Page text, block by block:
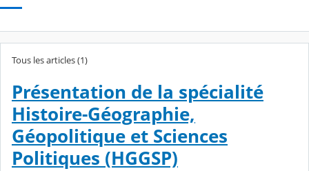
Tous les articles (1)
Présentation de la spécialité
Histoire-Géographie,
Géopolitique et Sciences
Politiques (HGGSP)